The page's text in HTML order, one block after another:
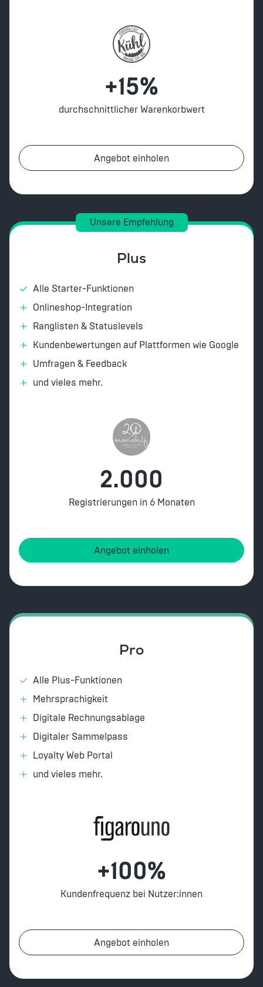
+15%
durchschnittlicher Warenkorbwert
Angebot einholen
Unsere Empfehlung
Plus
Alle Starter-Funktionen
Onlineshop-Integration
Ranglisten & Statuslevels
Kundenbewertungen auf Plattformen wie Google
Umfragen & Feedback
und vieles mehr.
2.000
Registrierungen in 6 Monaten
Angebot einholen
Pro
Alle Plus-Funktionen
Mehrsprachigkeit
Digitale Rechnungsablage
Digitaler Sammelpass
Loyalty Web Portal
und vieles mehr.
+100%
Kundenfrequenz bei Nutzer:innen
Angebot einholen